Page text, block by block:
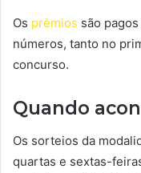
Os prêmios são
números, tanto no
concurso.
Quando
Os sorteios da
quartas e sextas-